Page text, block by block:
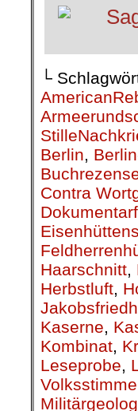
└
Berlin,
Contra
Haarschnitt,
Herbstluft,
Kaserne,
Kombinat,
Leseprobe,
Volksstimme